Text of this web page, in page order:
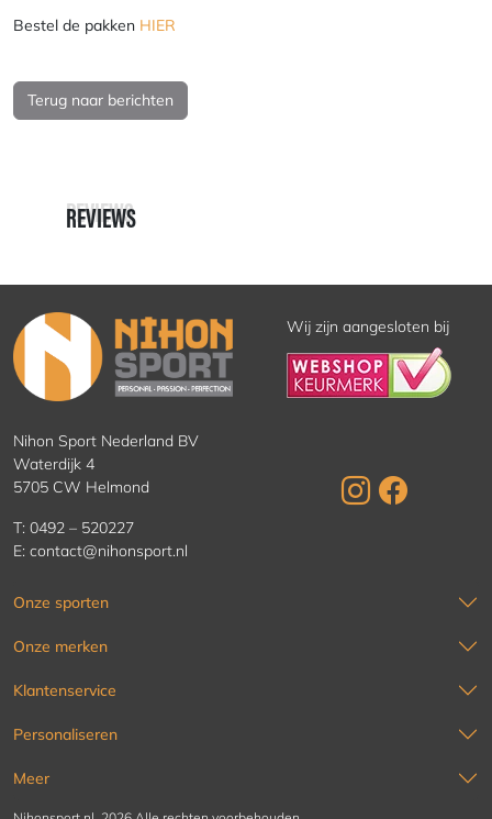
Bestel de pakken HIER
Terug naar berichten
REVIEWS
REVIEWS
Wij zijn aangesloten bij
Nihon Sport Nederland BV
Waterdijk 4
5705 CW Helmond
T: 0492 – 520227
E: contact@nihonsport.nl
Onze sporten
Onze merken
Klantenservice
Personaliseren
Meer